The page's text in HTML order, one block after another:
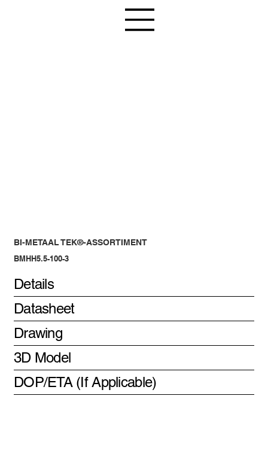
BI-METAAL TEK®-ASSORTIMENT
BMHH5.5-100-3
Details
Datasheet
Drawing
3D Model
DOP/ETA (If Applicable)